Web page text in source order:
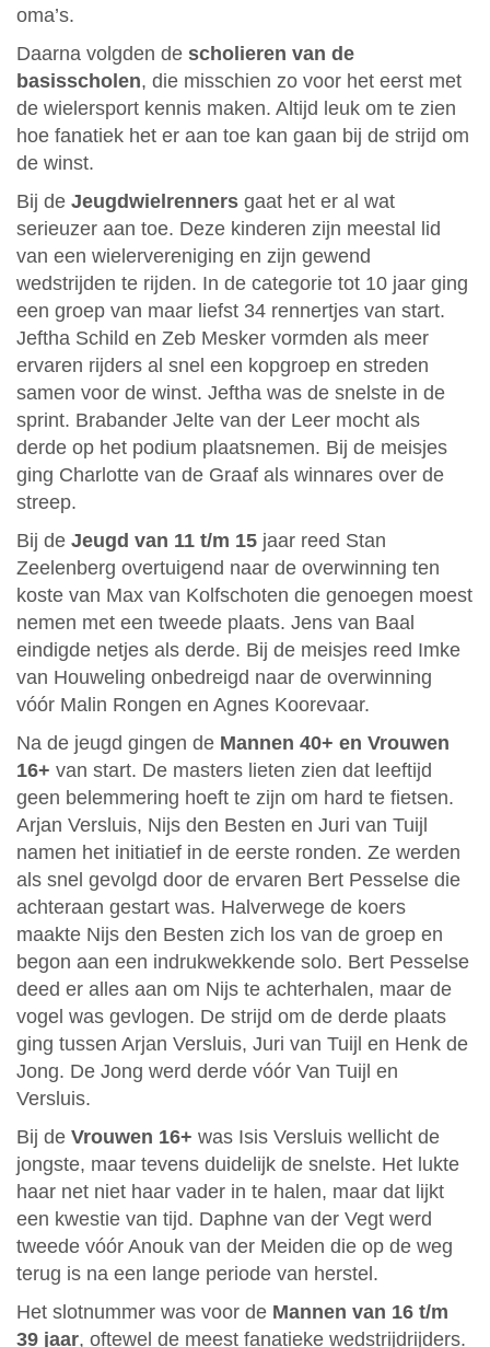
oma’s.
Daarna volgden de scholieren van de
basisscholen, die misschien zo voor het eerst met
de wielersport kennis maken. Altijd leuk om te zien
hoe fanatiek het er aan toe kan gaan bij de strijd om
de winst.
Bij de Jeugdwielrenners gaat het er al wat
serieuzer aan toe. Deze kinderen zijn meestal lid
van een wielervereniging en zijn gewend
wedstrijden te rijden. In de categorie tot 10 jaar ging
een groep van maar liefst 34 rennertjes van start.
Jeftha Schild en Zeb Mesker vormden als meer
ervaren rijders al snel een kopgroep en streden
samen voor de winst. Jeftha was de snelste in de
sprint. Brabander Jelte van der Leer mocht als
derde op het podium plaatsnemen. Bij de meisjes
ging Charlotte van de Graaf als winnares over de
streep.
Bij de Jeugd van 11 t/m 15 jaar reed Stan
Zeelenberg overtuigend naar de overwinning ten
koste van Max van Kolfschoten die genoegen moest
nemen met een tweede plaats. Jens van Baal
eindigde netjes als derde. Bij de meisjes reed Imke
van Houweling onbedreigd naar de overwinning
vóór Malin Rongen en Agnes Koorevaar.
Na de jeugd gingen de Mannen 40+ en Vrouwen
16+ van start. De masters lieten zien dat leeftijd
geen belemmering hoeft te zijn om hard te fietsen.
Arjan Versluis, Nijs den Besten en Juri van Tuijl
namen het initiatief in de eerste ronden. Ze werden
als snel gevolgd door de ervaren Bert Pesselse die
achteraan gestart was. Halverwege de koers
maakte Nijs den Besten zich los van de groep en
begon aan een indrukwekkende solo. Bert Pesselse
deed er alles aan om Nijs te achterhalen, maar de
vogel was gevlogen. De strijd om de derde plaats
ging tussen Arjan Versluis, Juri van Tuijl en Henk de
Jong. De Jong werd derde vóór Van Tuijl en
Versluis.
Bij de Vrouwen 16+ was Isis Versluis wellicht de
jongste, maar tevens duidelijk de snelste. Het lukte
haar net niet haar vader in te halen, maar dat lijkt
een kwestie van tijd. Daphne van der Vegt werd
tweede vóór Anouk van der Meiden die op de weg
terug is na een lange periode van herstel.
Het slotnummer was voor de Mannen van 16 t/m
39 jaar, oftewel de meest fanatieke wedstrijdrijders.